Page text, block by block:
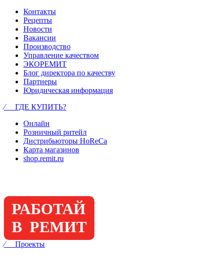
Контакты
Рецепты
Новости
Вакансии
Производство
Управление качеством
ЭКОРЕМИТ
Блог директора по качеству
Партнеры
Юридическая информация
⁄ ГДЕ КУПИТЬ?
Онлайн
Розничный ритейл
Дистрибьюторы HoReCa
Карта магазинов
shop.remit.ru
РАБОТАЙ
В РЕМИТ
⁄ Проекты